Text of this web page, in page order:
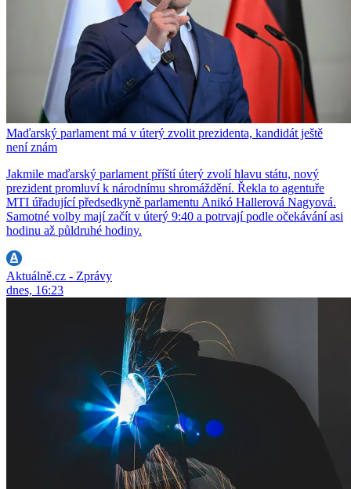
Maďarský parlament má v úterý zvolit prezidenta, kandidát ještě
není znám
Jakmile maďarský parlament příští úterý zvolí hlavu státu, nový
prezident promluví k národnímu shromáždění. Řekla to agentuře
MTI úřadující předsedkyně parlamentu Anikó Hallerová Nagyová.
Samotné volby mají začít v úterý 9:40 a potrvají podle očekávání asi
hodinu až půldruhé hodiny.
Aktuálně.cz - Zprávy
dnes, 16:23